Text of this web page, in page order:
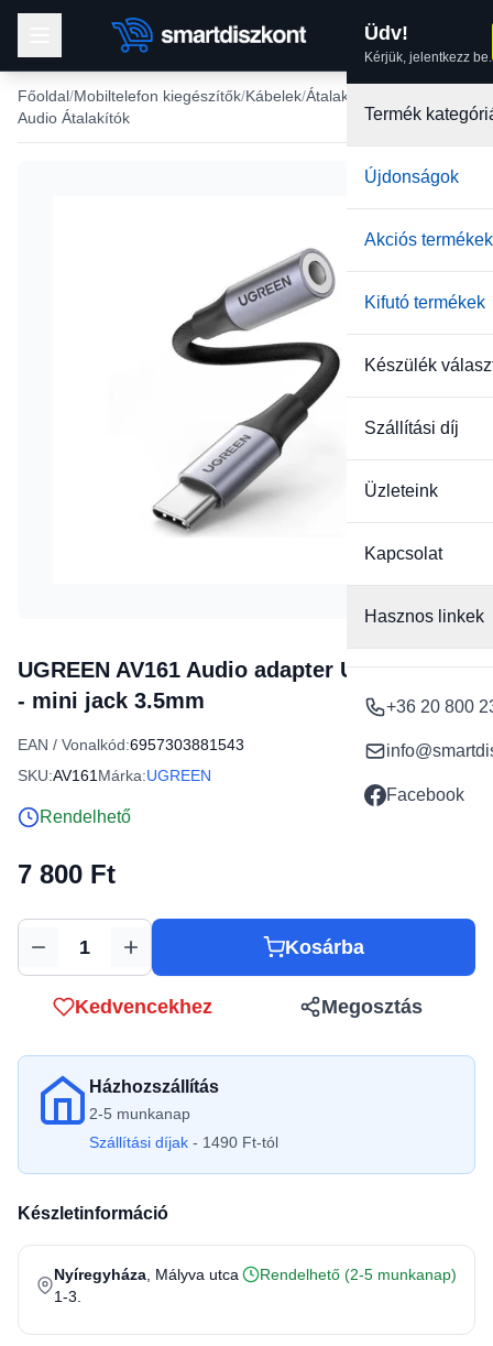
Üdv!
Kérjük, jelentkezz be.
Termék
Újdonságok
Akciós termékek
Kifutó termékek
Készülék
Szállítási díj
Üzleteink
Kapcsolat
Hasznos linkek
+36 20 800
Facebook
Főoldal Mobiltelefon kiegészítők Kábelek Átalakító kábel, adapter
Audio Átalakítók
UGREEN AV161 Audio adapter USB Type-C
- mini jack 3.5mm
EAN / Vonalkód:6957303881543
SKU:AV161 Márka:UGREEN
Rendelhető
7 800 Ft
Mennyiség Kosárba
Kedvencekhez Megosztás
Házhozszállítás
2-5 munkanap
Szállítási díjak - 1490 Ft-tól
Készletinformáció
Nyíregyháza , Mályva utca
1-3.
Rendelhető (2-5 munkanap)